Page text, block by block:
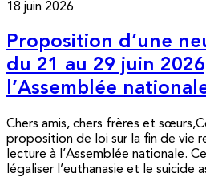
18 juin 2026
Proposition d’une
du 21 au 29 juin
l’Assemblée
Chers amis, chers frères et
proposition de loi sur la fin de vie
lecture à l’Assemblée nationale.
légaliser l’euthanasie et le suicide